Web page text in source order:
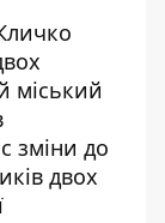
міський
зміни до
двох